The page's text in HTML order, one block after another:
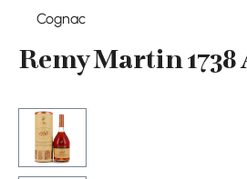
Cognac
Remy Martin 1738
Bildergalerie überspringen